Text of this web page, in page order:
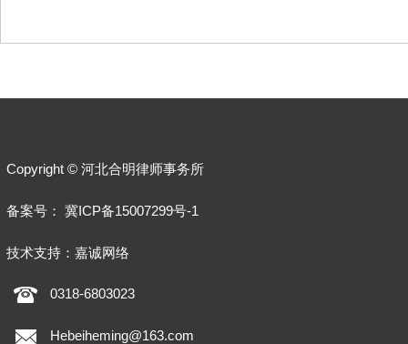
Copyright © 河北合明律师事务所
备案号： 冀ICP备15007299号-1
技术支持： 嘉诚网络
0318-6803023
Hebeiheming@163.com